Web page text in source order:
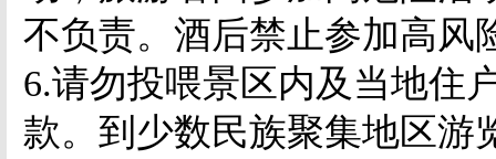
不负责。酒后禁止参加高风
6.请勿投喂景区内及当地住
款。到少数民族聚集地区游